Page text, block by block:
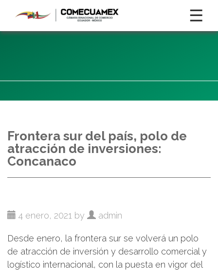
☰
Frontera sur del país, polo de
atracción de inversiones:
Concanaco
4 enero, 2021 by admin
Desde enero, la frontera sur se volverá un polo
de atracción de inversión y desarrollo comercial y
logístico internacional, con la puesta en vigor del